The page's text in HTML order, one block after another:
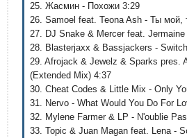
25. Жасмин - Похожи 3:29
26. Samoel feat. Teona Ash - Ты мой,
27. DJ Snake & Mercer feat.
28. Blasterjaxx & Bassjackers -
29. Afrojack & Jewelz & Sparks pres.
(Extended Mix) 4:37
30. Cheat Codes & Little Mix - Only
31. Nervo - What Would You Do For
32. Mylene Farmer & LP - N'oublie
33. Topic & Juan Magan feat. Lena -